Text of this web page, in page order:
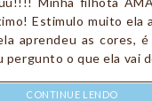
Estimulo muito ela
aprendeu as cores, é
pergunto o que ela vai
CONTINUE LENDO